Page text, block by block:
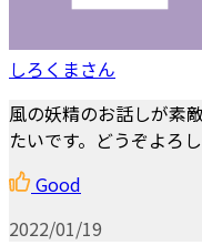
しろくまさん
風の妖精のお話しが素
たいです。どうぞよろ
Good
2022/01/19